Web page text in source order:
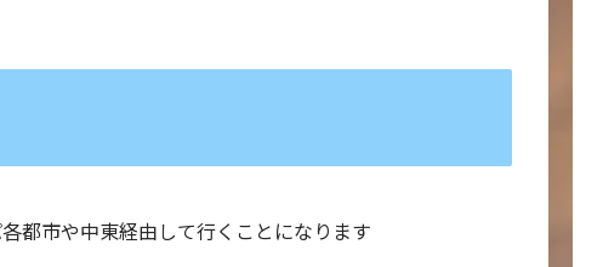
都市や中東経由して行くことになります